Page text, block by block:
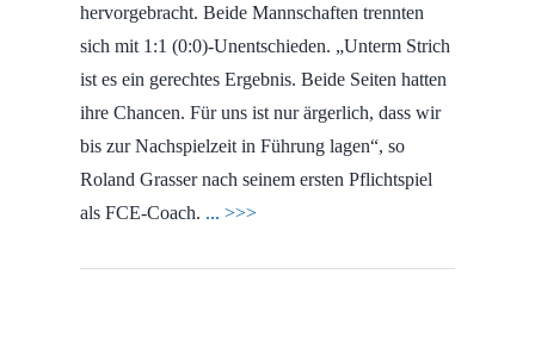
hervorgebracht. Beide Mannschaften trennten
sich mit 1:1 (0:0)-Unentschieden. „Unterm Strich
ist es ein gerechtes Ergebnis. Beide Seiten hatten
ihre Chancen. Für uns ist nur ärgerlich, dass wir
bis zur Nachspielzeit in Führung lagen“, so
Roland Grasser nach seinem ersten Pflichtspiel
als FCE-Coach. ... >>>